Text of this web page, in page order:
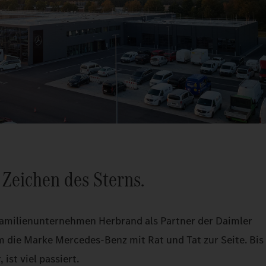
des Sterns.
Herbrand als Partner der Daimler
die Marke Mercedes-Benz mit Rat und Tat zur Seite. Bis
ist viel passiert.